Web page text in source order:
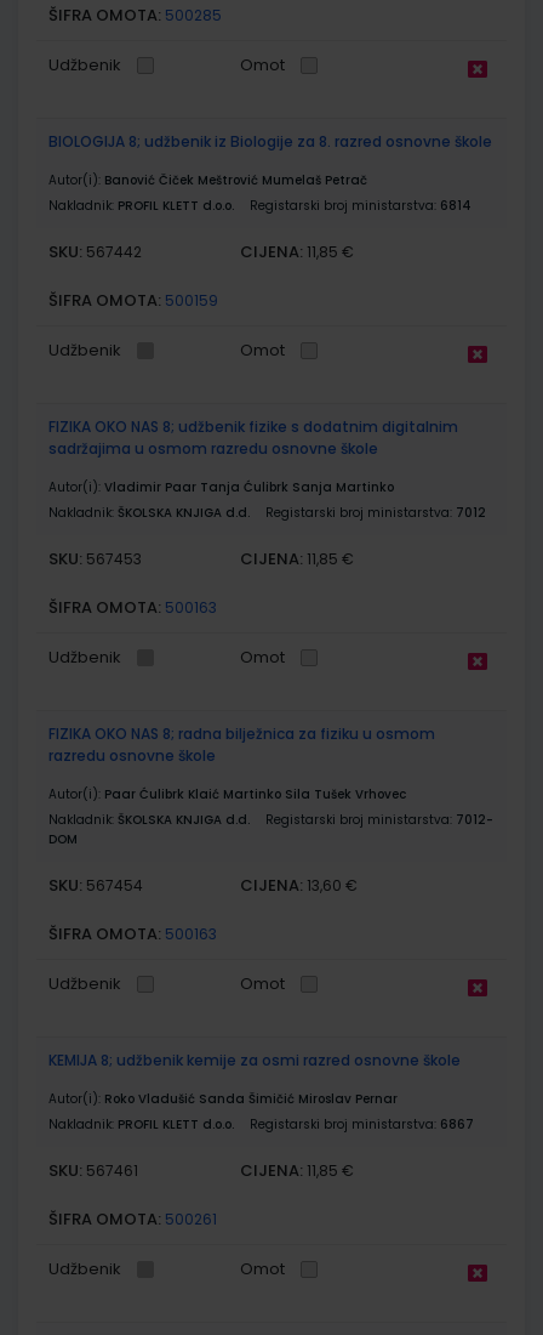
ŠIFRA OMOTA: 500285
Udžbenik Omot
BIOLOGIJA 8; udžbenik iz Biologije za 8. razred osnovne škole
Autor(i): Banović Čiček Meštrović Mumelaš Petrač
Nakladnik: PROFIL KLETT d.o.o. Registarski broj ministarstva: 6814
SKU: 567442 CIJENA: 11,85 €
ŠIFRA OMOTA: 500159
Udžbenik Omot
FIZIKA OKO NAS 8; udžbenik fizike s dodatnim digitalnim
sadržajima u osmom razredu osnovne škole
Autor(i): Vladimir Paar Tanja Ćulibrk Sanja Martinko
Nakladnik: ŠKOLSKA KNJIGA d.d. Registarski broj ministarstva: 7012
SKU: 567453 CIJENA: 11,85 €
ŠIFRA OMOTA: 500163
Udžbenik Omot
FIZIKA OKO NAS 8; radna bilježnica za fiziku u osmom
razredu osnovne škole
Autor(i): Paar Ćulibrk Klaić Martinko Sila Tušek Vrhovec
Nakladnik: ŠKOLSKA KNJIGA d.d. Registarski broj ministarstva: 7012-
DOM
SKU: 567454 CIJENA: 13,60 €
ŠIFRA OMOTA: 500163
Udžbenik Omot
KEMIJA 8; udžbenik kemije za osmi razred osnovne škole
Autor(i): Roko Vladušić Sanda Šimičić Miroslav Pernar
Nakladnik: PROFIL KLETT d.o.o. Registarski broj ministarstva: 6867
SKU: 567461 CIJENA: 11,85 €
ŠIFRA OMOTA: 500261
Udžbenik Omot